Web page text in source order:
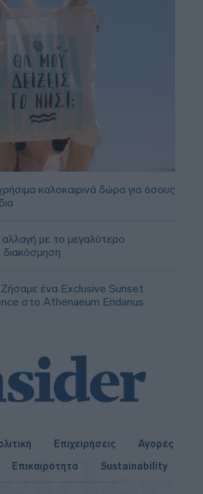
καλοκαιρινά δώρα για όσους
αλλαγή με το μεγαλύτερο
ένα Exclusive Sunset
στο Athenaeum Eridanus
Επιχειρήσεις
Αγορές
Επικαιρότητα Sustainability